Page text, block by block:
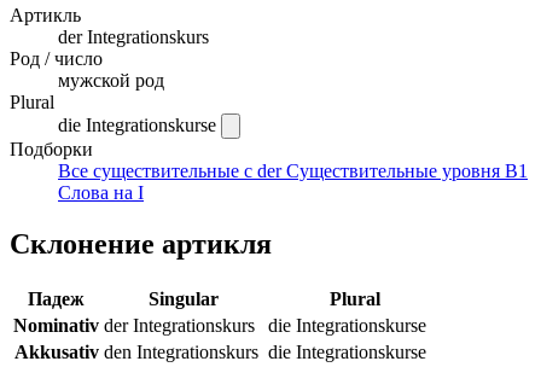
Артикль
derIntegrationskurs
Род / число
мужской род
Plural
die Integrationskurse
Подборки
Все существительные с derСуществительные уровня B1
Слова на I
Склонение артикля
Падеж Singular
Plural
Nominativ der Integrationskurs
die Integrationskurse
Akkusativ den Integrationskurs die Integrationskurse